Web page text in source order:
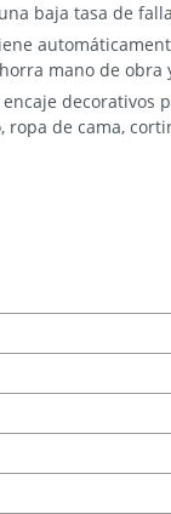
baja tasa de
mano de obra
decorativos
ropa de cama,